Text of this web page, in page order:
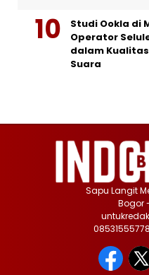
Studi Ookla di
Operator
dalam
Suara
Sapu Langit
Bogor